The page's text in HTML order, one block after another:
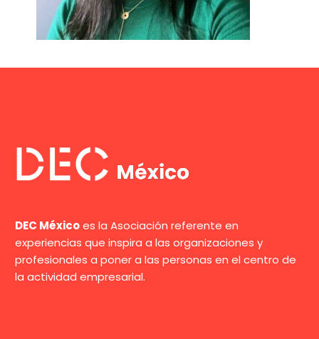
DEC Méxicoes la Asociación referente en
experiencias que inspira a las organizaciones y
profesionales a poner a las personas en el centro de
la actividad empresarial.